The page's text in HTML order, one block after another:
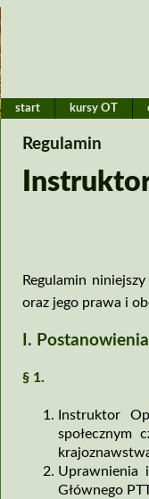
start kursy OT
Regulamin
Regulamin
oraz jego prawa i
I.
§ 1.
Instruktor
społecznym
Uprawnienia
Głównego